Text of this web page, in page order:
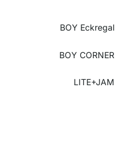
BOY Eckregal
BOY CORNER
LITE+JAM